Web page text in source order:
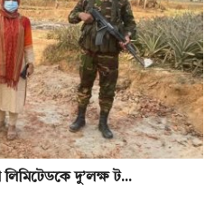
লিমিটেডকে দু’লক্ষ ট...